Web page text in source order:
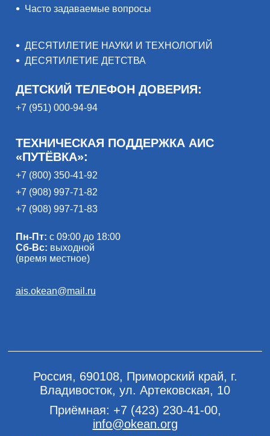
Часто задаваемые вопросы
ДЕСЯТИЛЕТИЕ НАУКИ И ТЕХНОЛОГИЙ
ДЕСЯТИЛЕТИЕ ДЕТСТВА
ДЕТСКИЙ ТЕЛЕФОН ДОВЕРИЯ:
+7 (951) 000-94-94
ТЕХНИЧЕСКАЯ ПОДДЕРЖКА АИС
«ПУТЁВКА»:
+7 (800) 350-41-92
+7 (908) 997-71-82
+7 (908) 997-71-83
Пн-Пт: с 09:00 до 18:00
Сб-Вс: выходной
(время местное)
ais.okean@mail.ru
Россия, 690108, Приморский край, г.
Владивосток, ул. Артековская, 10
Приёмная: +7 (423) 230-41-00,
info@okean.org